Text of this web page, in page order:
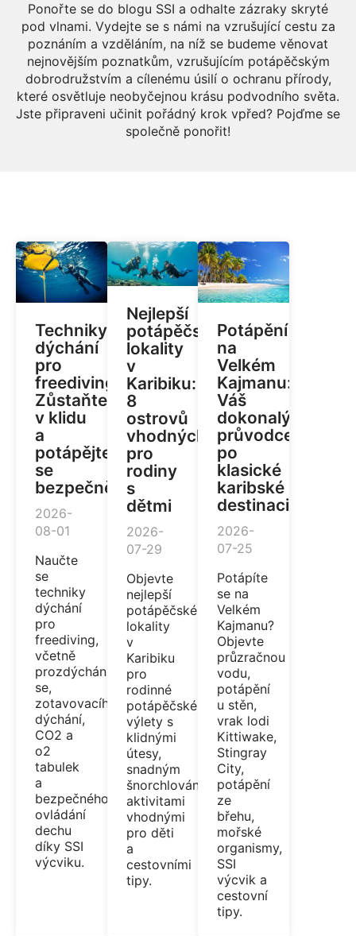
Ponořte se do blogu SSI a odhalte zázraky skryté
pod vlnami. Vydejte se s námi na vzrušující cestu za
poznáním a vzděláním, na níž se budeme věnovat
nejnovějším poznatkům, vzrušujícím potápěčským
dobrodružstvím a cílenému úsilí o ochranu přírody,
které osvětluje neobyčejnou krásu podvodního světa.
Jste připraveni učinit pořádný krok vpřed? Pojďme se
společně ponořit!
Techniky
dýchání
pro
freediving:
Zůstaňte
v klidu
a
potápějte
se
bezpečněji
2026-
08-01
Naučte
se
techniky
dýchání
pro
freediving,
včetně
prozdýchání
se,
zotavovacího
dýchání,
CO2 a
o2
tabulek
a
bezpečného
ovládání
dechu
díky SSI
výcviku.
Nejlepší
potápěčské
lokality
v
Karibiku:
8
ostrovů
vhodných
pro
rodiny
s
dětmi
2026-
07-29
Objevte
nejlepší
potápěčské
lokality
v
Karibiku
pro
rodinné
potápěčské
výlety s
klidnými
útesy,
snadným
šnorchlováním,
aktivitami
vhodnými
pro děti
a
cestovními
tipy.
Potápění
na
Velkém
Kajmanu:
Váš
dokonalý
průvodce
po
klasické
karibské
destinaci
2026-
07-25
Potápíte
se na
Velkém
Kajmanu?
Objevte
průzračnou
vodu,
potápění
u stěn,
vrak lodi
Kittiwake,
Stingray
City,
potápění
ze
břehu,
mořské
organismy,
SSI
výcvik a
cestovní
tipy.